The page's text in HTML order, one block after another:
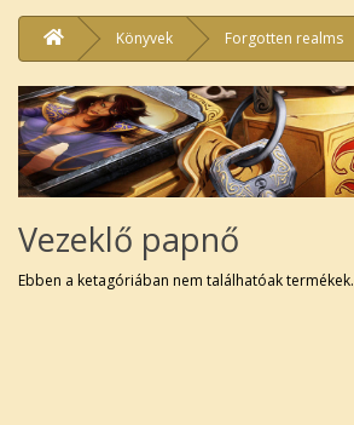
Könyvek Forgotten realms
Vezeklő papnő
Ebben a ketagóriában nem találhatóak termékek.